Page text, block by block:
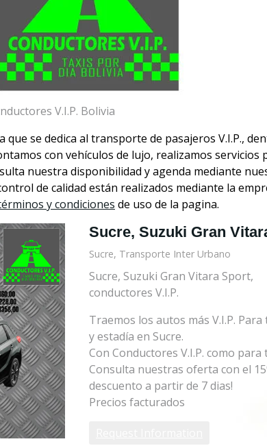
V.I.P. Bolivia
que se dedica al transporte de pasajeros V.I.P.,
con vehículos de lujo, realizamos servicios
nuestra disponibilidad y agenda mediante
de calidad están realizados mediante la
y condiciones de uso de la pagina.
Sucre, Suzuki Gran
Sucre, Transporte Inter Urbano
Sucre, Suzuki Gran Vitara Sport,
conductores V.I.P.
Traemos los autos más V.I.P.
y estadía en Sucre.
Con Conductores V.I.P. como para
Consulta nuestras oferta con el
descuento a partir de 7 dias!
Precios facturados